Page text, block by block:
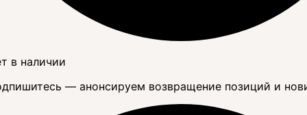
в наличии
— анонсируем возвращение позиций и